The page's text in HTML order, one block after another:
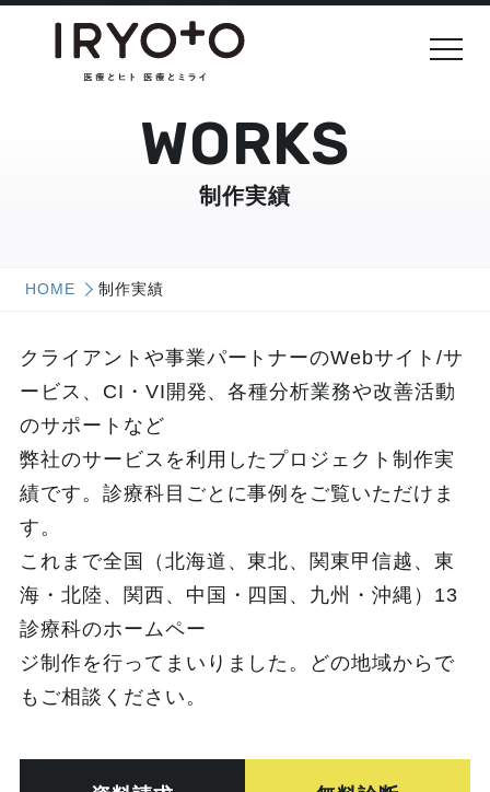
WORKS
制作実績
HOME 制作実績
クライアントや事業パートナーのWebサイト/サ
ービス、CI・VI開発、各種分析業務や改善活動
のサポートなど
弊社のサービスを利用したプロジェクト制作実
績です。診療科目ごとに事例をご覧いただけま
す。
これまで全国（北海道、東北、関東甲信越、東
海・北陸、関西、中国・四国、九州・沖縄）13
診療科のホームペー
ジ制作を行ってまいりました。どの地域からで
もご相談ください。